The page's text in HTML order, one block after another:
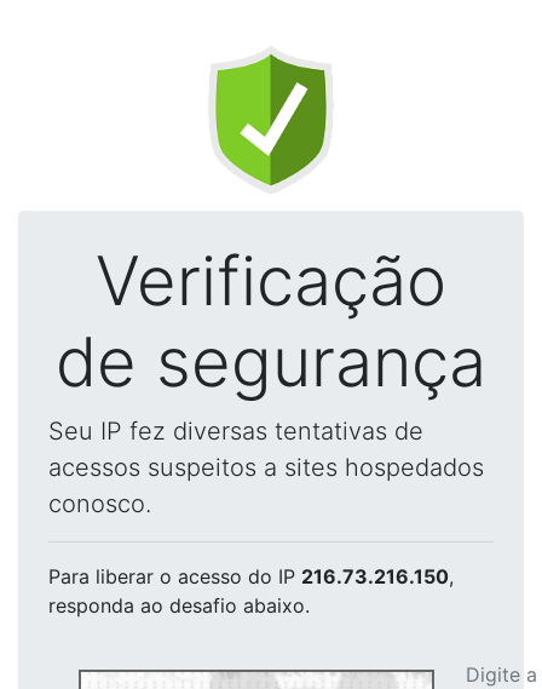
Verificação
de segurança
Seu IP fez diversas tentativas de
acessos suspeitos a sites hospedados
conosco.
Para liberar o acesso do IP 216.73.216.150,
responda ao desafio abaixo.
Digite